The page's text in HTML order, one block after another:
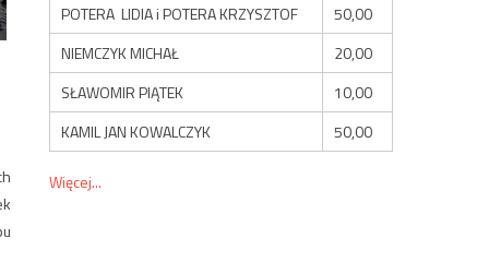
POTERA LIDIA i POTERA KRZYSZTOF
50,00
NIEMCZYK MICHAŁ
20,00
SŁAWOMIR PIĄTEK
10,00
KAMIL JAN KOWALCZYK
50,00
Więcej...